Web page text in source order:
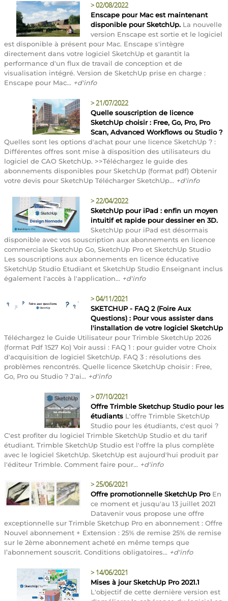
>02/08/2022
Enscape pour Mac est maintenant
disponible pour SketchUp. La nouvelle
version Enscape est sortie et le logiciel
est disponible à présent pour Mac. Enscape s'intègre
directement dans votre logiciel SketchUp et garantit la
performance d'un flux de travail de conception et de
visualisation intégré. Version de SketchUp prise en charge :
Enscape pour Mac... +d'info
>21/07/2022
Quelle souscription de licence
SketchUp choisir : Free, Go, Pro, Pro
Scan, Advanced Workflows ou Studio ?
Quelles sont les options d'achat pour une licence SketchUp ? :
Différentes offres sont mise à disposition des utilisateurs du
logiciel de CAO SketchUp. >>Téléchargez le guide des
abonnements disponibles pour SketchUp (format pdf) Obtenir
votre devis pour SketchUp Télécharger SketchUp... +d'info
>22/04/2022
SketchUp pour iPad : enfin un moyen
intuitif et rapide pour dessiner en 3D.
SketchUp pour iPad est désormais
disponible avec vos souscription aux abonnements en licence
commerciale SketchUp Go, SketchUp Pro et SketchUp Studio
Les souscriptions aux abonnements en licence éducative
SketchUp Studio Etudiant et SketchUp Studio Enseignant inclus
également l'accès à l'application... +d'info
>04/11/2021
SKETCHUP - FAQ 2 (Foire Aux
Questions) : Pour vous assister dans
l'installation de votre logiciel SketchUp
Téléchargez le Guide Utilisateur pour Trimble SketchUp 2026
(format Pdf 1527 Ko) Voir aussi : FAQ 1 : pour guider votre Choix
d'acquisition de logiciel SketchUp. FAQ 3 : résolutions des
problèmes rencontrés. Quelle licence SketchUp choisir : Free,
Go, Pro ou Studio ? J'ai... +d'info
>07/10/2021
Offre Trimble Sketchup Studio pour les
étudiants L'offre Trimble SketchUp
Studio pour les étudiants, c'est quoi ?
C'est profiter du logiciel Trimble SketchUp Studio et du tarif
étudiant. Trimble SketchUp Studio est l'offre la plus complète
avec le logiciel SketchUp. SketchUp est aujourd'hui produit par
l'éditeur Trimble. Comment faire pour... +d'info
>25/06/2021
Offre promotionnelle SketchUp ProEn
ce moment et jusqu'au 13 juillet 2021
Datavenir vous propose une offre
exceptionnelle sur Trimble Sketchup Pro en abonnement : Offre
Nouvel abonnement + Extension : 25% de remise 25% de remise
sur le 2ème abonnement acheté en même temps que
l’abonnement souscrit. Conditions obligatoires... +d'info
> 14/06/2021
Mises à jour SketchUp Pro 2021.1
L'objectif de cette dernière version est